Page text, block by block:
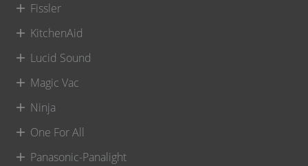
Fissler
KitchenAid
Lucid Sound
Magic Vac
Ninja
One For All
Panasonic-Panalight